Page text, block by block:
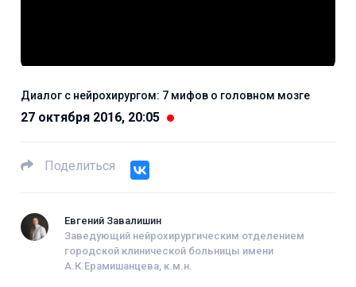
Диалог с нейрохирургом: 7 мифов о головном мозге
27 октября 2016, 20:05
Поделиться
Евгений Завалишин
Заведующий нейрохирургическим отделением
городской клинической больницы имени
А.К.Ерамишанцева, к.м.н.